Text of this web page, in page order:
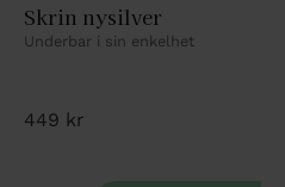
Skrin nysilver
Underbar i sin enkelhet
449 kr